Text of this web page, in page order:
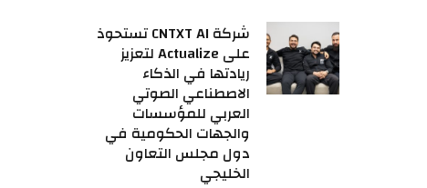
شركة CNTXT AI تستحوذ
على Actualize لتعزيز
ريادتها في الذكاء
الاصطناعي الصوتي
العربي للمؤسسات
والجهات الحكومية في
دول مجلس التعاون
الخليجي